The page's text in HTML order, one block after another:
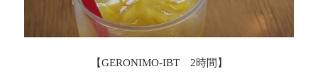
【GERONIMO-IBT 2時間】